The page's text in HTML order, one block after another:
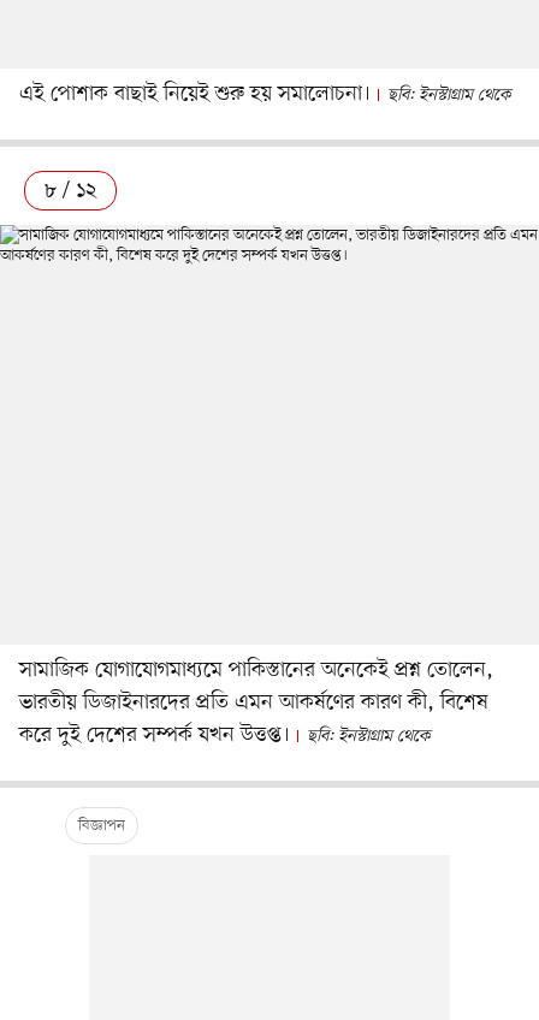
এই পোশাক বাছাই নিয়েই শুরু হয় সমালোচনা। ছবি: ইনস্টাগ্রাম থেকে
৮ / ১২
সামাজিক যোগাযোগমাধ্যমে পাকিস্তানের অনেকেই প্রশ্ন তোলেন,
ভারতীয় ডিজাইনারদের প্রতি এমন আকর্ষণের কারণ কী, বিশেষ
করে দুই দেশের সম্পর্ক যখন উত্তপ্ত।
ছবি: ইনস্টাগ্রাম থেকে